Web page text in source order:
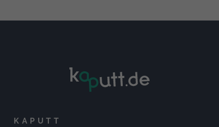
KAPUTT